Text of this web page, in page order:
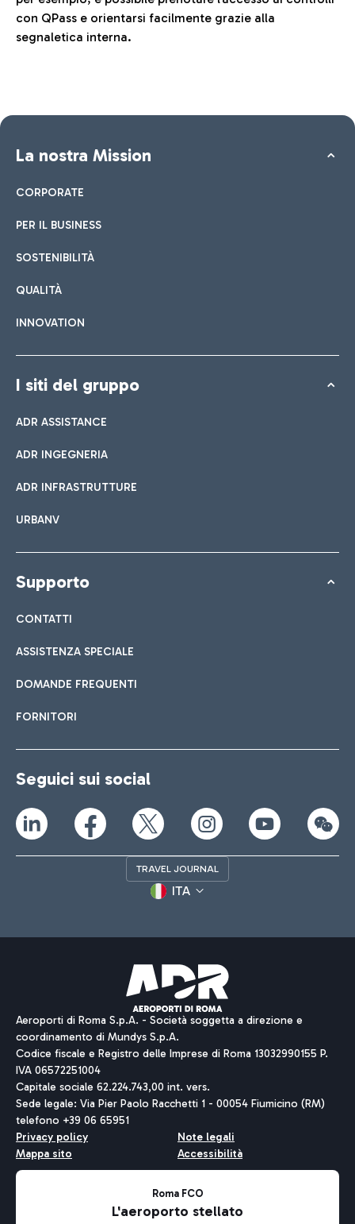
con QPass e orientarsi facilmente grazie alla
segnaletica interna.
La nostra Mission
CORPORATE
PER IL BUSINESS
SOSTENIBILITÀ
QUALITÀ
INNOVATION
I siti del gruppo
ADR ASSISTANCE
ADR INGEGNERIA
ADR INFRASTRUTTURE
URBANV
Supporto
CONTATTI
ASSISTENZA SPECIALE
DOMANDE FREQUENTI
FORNITORI
Seguici sui social
TRAVEL JOURNAL
ITA
Aeroporti di Roma S.p.A. - Società soggetta a direzione e
coordinamento di Mundys S.p.A.
Codice fiscale e Registro delle Imprese di Roma 13032990155 P.
IVA 06572251004
Capitale sociale 62.224.743,00 int. vers.
Sede legale: Via Pier Paolo Racchetti 1 - 00054 Fiumicino (RM)
telefono +39 06 65951
Privacy policy
Note legali
Mappa sito
Accessibilità
Roma FCO
L'aeroporto stellato